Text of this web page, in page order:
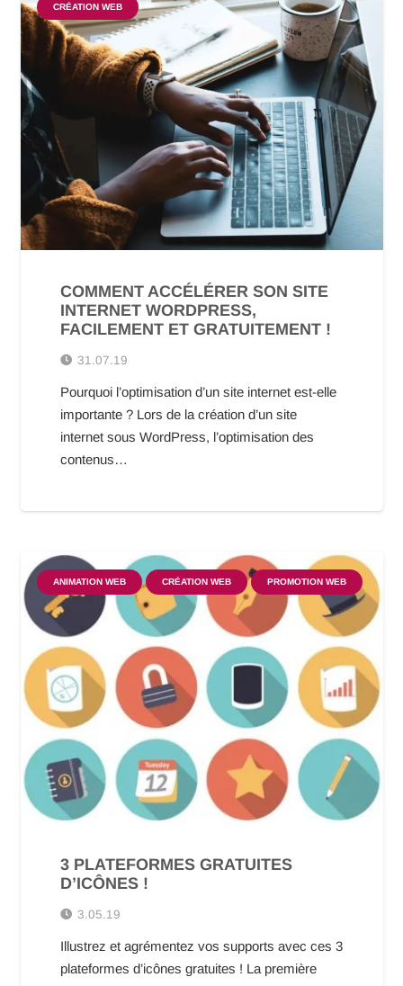
CRÉATION WEB
COMMENT ACCÉLÉRER SON SITE
INTERNET WORDPRESS,
FACILEMENT ET GRATUITEMENT !
31.07.19
Pourquoi l’optimisation d’un site internet est-elle
importante ? Lors de la création d’un site
internet sous WordPress, l’optimisation des
contenus…
ANIMATION WEB CRÉATION WEB PROMOTION WEB
3 PLATEFORMES GRATUITES
D’ICÔNES !
3.05.19
Illustrez et agrémentez vos supports avec ces 3
plateformes d’icônes gratuites ! La première